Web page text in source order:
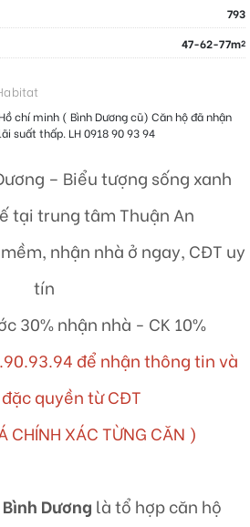
793
47-62-77m2
chí minh ( Bình Dương cũ) Căn hộ đã nhận
suất thấp. LH 0918 90 93 94
– Biểu tượng sống xanh
tại trung tâm Thuận An
nhận nhà ở ngay, CĐT uy
tín
30% nhận nhà - CK 10%
để nhận thông tin và
quyền từ CĐT
CHÍNH XÁC TỪNG CĂN )
Bình Dương là tổ hợp căn hộ